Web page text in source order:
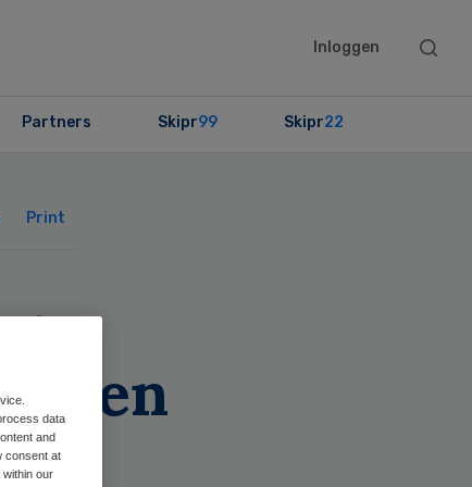
Inloggen
Search
Partners Skipr99 Skipr22
Print
data
and
consent at
our